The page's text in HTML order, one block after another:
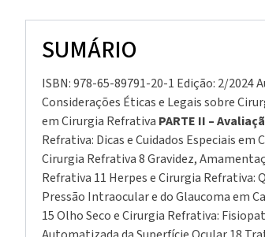
SUMÁRIO
ISBN: 978-65-89791-20-1 Edição: 2/2024
Considerações Éticas e Legais sobre
em Cirurgia Refrativa PARTE II –
Refrativa: Dicas e Cuidados Especiais
Cirurgia Refrativa 8 Gravidez,
Refrativa 11 Herpes e Cirurgia Refrativa:
Pressão Intraocular e do Glaucoma em
15 Olho Seco e Cirurgia Refrativa: